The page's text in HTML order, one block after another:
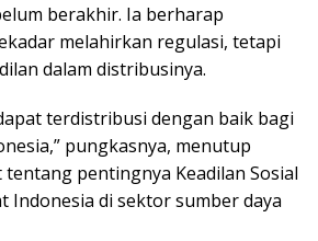
berakhir. Ia berharap
melahirkan regulasi, tetapi
dalam distribusinya.
terdistribusi dengan baik bagi
pungkasnya, menutup
pentingnya Keadilan Sosial
Indonesia di sektor sumber daya